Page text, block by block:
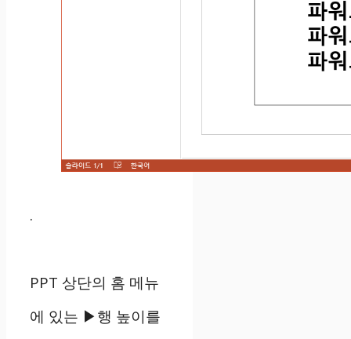
.
PPT 상단의 홈 메뉴
에 있는 ▶행 높이를